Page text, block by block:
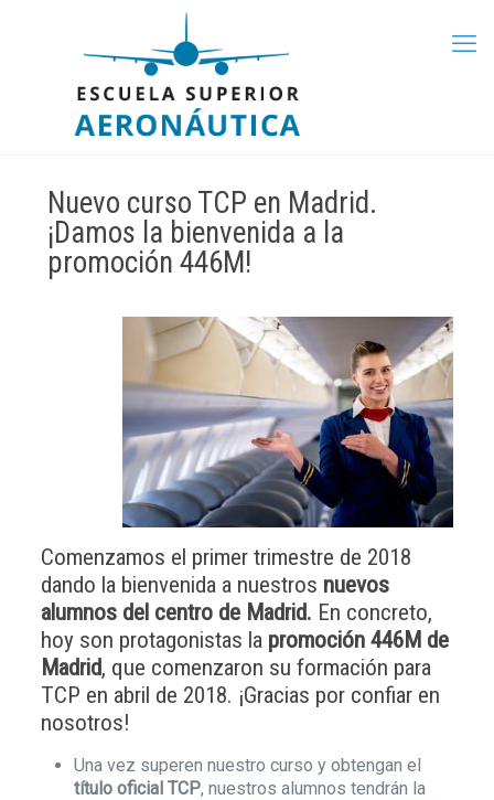
Nuevo curso TCP en Madrid.
¡Damos la bienvenida a la
promoción 446M!
Comenzamos el primer trimestre de 2018
dando la bienvenida a nuestros nuevos
alumnos del centro de Madrid. En concreto,
hoy son protagonistas lapromoción 446M de
Madrid, que comenzaron su formación para
TCP en abril de 2018. ¡Gracias por confiar en
nosotros!
Una vez superen nuestro curso y obtengan el
título oficial TCP, nuestros alumnos tendrán la